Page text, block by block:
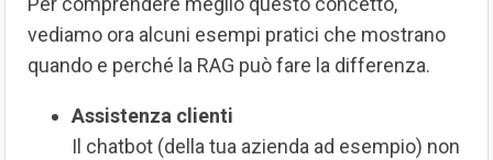
vediamo ora alcuni esempi pratici che mostrano
quando e perché la RAG può fare la differenza.
Assistenza clienti
Il chatbot (della tua azienda ad esempio) non